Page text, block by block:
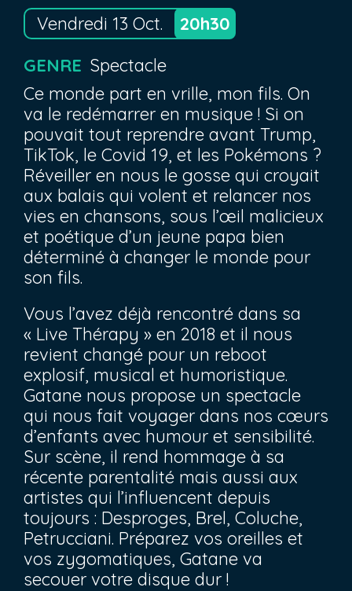
Vendredi 13 Oct.
20h30
GENRE Spectacle
Ce monde part en vrille, mon fils. On
va le redémarrer en musique ! Si on
pouvait tout reprendre avant Trump,
TikTok, le Covid 19, et les Pokémons ?
Réveiller en nous le gosse qui croyait
aux balais qui volent et relancer nos
vies en chansons, sous l’œil malicieux
et poétique d’un jeune papa bien
déterminé à changer le monde pour
son fils.
Vous l’avez déjà rencontré dans sa
« Live Thérapy » en 2018 et il nous
revient changé pour un reboot
explosif, musical et humoristique.
Gatane nous propose un spectacle
qui nous fait voyager dans nos cœurs
d’enfants avec humour et sensibilité.
Sur scène, il rend hommage à sa
récente parentalité mais aussi aux
artistes qui l’influencent depuis
toujours : Desproges, Brel, Coluche,
Petrucciani. Préparez vos oreilles et
vos zygomatiques, Gatane va
secouer votre disque dur !